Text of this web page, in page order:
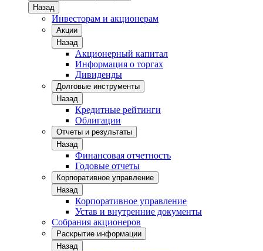
Назад
Инвесторам и акционерам
Акции
Назад
Акционерный капитал
Информация о торгах
Дивиденды
Долговые инструменты
Назад
Кредитные рейтинги
Облигации
Отчеты и результаты
Назад
Финансовая отчетность
Годовые отчеты
Корпоративное управление
Назад
Корпоративное управление
Устав и внутренние документы
Собрания акционеров
Раскрытие информации
Назад